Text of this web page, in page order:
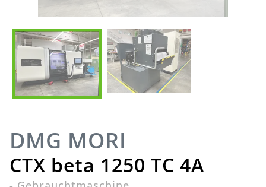
DMG MORI
CTX beta 1250 TC 4A